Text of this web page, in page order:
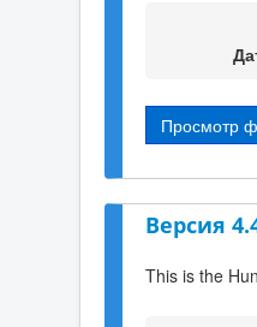
Просмотр
Версия
This is the